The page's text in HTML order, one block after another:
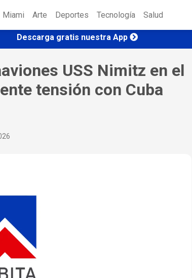
Miami Arte Deportes Tecnología Salud
Descarga gratis nuestra App
USS Nimitz en el
tensión con Cuba